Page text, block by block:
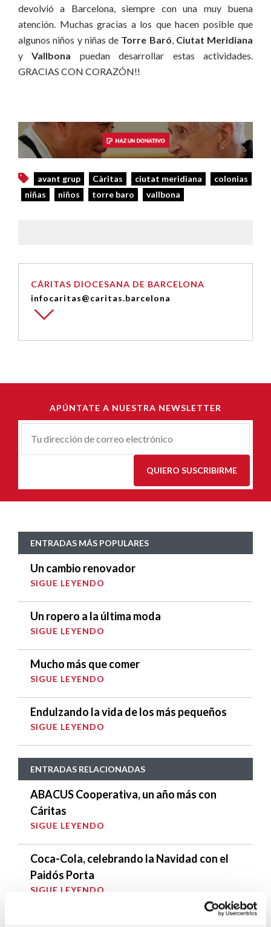
devolvió a Barcelona, siempre con una muy buena
atención. Muchas gracias a los que hacen posible que
algunos niños y niñas de Torre Baró, Ciutat Meridiana
yVallbona puedan desarrollar estas actividades.
GRACIAS CON CORAZÓN!!
avant grup Càritas ciutat meridiana
colonias
niñas
niños torre baro vallbona
CÁRITAS DIOCESANA DE BARCELONA
infocaritas@caritas.barcelona
APÚNTATE A NUESTRA NEWSLETTER
Correu-
QUIERO SUSCRIBIRME
ENTRADAS MÁS POPULARES
Un cambio renovador
SIGUE LEYENDO
Un ropero a la última moda
SIGUE LEYENDO
Mucho más que comer
SIGUE LEYENDO
Endulzando la vida de los más pequeños
SIGUE LEYENDO
ENTRADAS RELACIONADAS
ABACUS Cooperativa, un año más con
Cáritas
SIGUE LEYENDO
Coca-Cola, celebrando la Navidad con el
Paidós Porta
SIGUE LEYENDO
Buenas prácticas en Responsabilidad